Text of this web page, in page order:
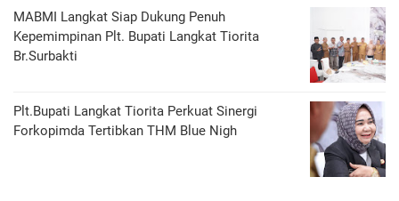
MABMI Langkat Siap Dukung Penuh
Kepemimpinan Plt. Bupati Langkat Tiorita
Br.Surbakti
Plt.Bupati Langkat Tiorita Perkuat Sinergi
Forkopimda Tertibkan THM Blue Nigh